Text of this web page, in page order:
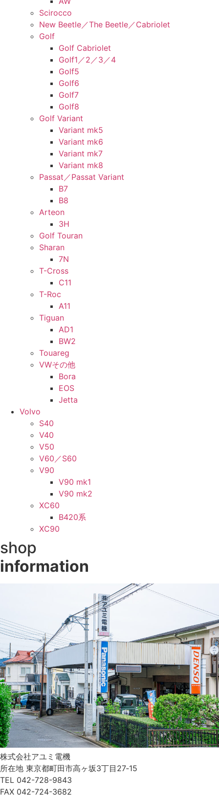
Scirocco
New Beetle／The Beetle／Cabriolet
Golf
Golf Cabriolet
Golf1／2／3／4
Golf5
Golf6
Golf7
Golf8
Golf Variant
Variant mk5
Variant mk6
Variant mk7
Variant mk8
Passat／Passat Variant
B7
B8
Arteon
3H
Golf Touran
Sharan
7N
T-Cross
C11
T-Roc
A11
Tiguan
AD1
BW2
Touareg
VWその他
Bora
EOS
Jetta
Volvo
S40
V40
V50
V60／S60
V90
V90 mk1
V90 mk2
XC60
B420系
XC90
shop
information
株式会社アユミ電機
所在地 東京都町田市高ヶ坂3丁目27‐15
TEL 042-728-9843
FAX 042-724-3682